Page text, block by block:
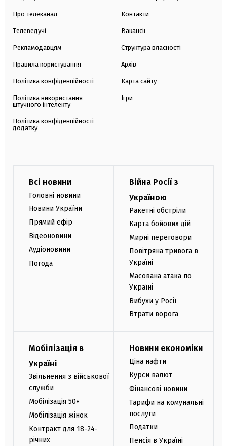
Про телеканал
Телеведучі
Рекламодавцям
Правила користування
Політика конфіденційності
Політика використання
штучного інтелекту
Політика конфіденційності
додатку
Контакти
Вакансії
Структура власності
Архів
Карта сайту
Ігри
Всі новини
Головні новини
Новини України
Прямий ефір
Відеоновини
Аудіоновини
Погода
Війна Росії з
Україною
Ракетні обстріли
Карта бойових дій
Мирні переговори
Повітряна тривога в
Україні
Масована атака по
Україні
Вибухи у Росії
Втрати ворога
Мобілізація в
Україні
Звільнення з військової
служби
Мобілізація 50+
Мобілізація жінок
Контракт для 18-24-
річних
Новини економіки
Ціна нафти
Курси валют
Фінансові новини
Тарифи на комунальні
послуги
Податки
Пенсія в Україні